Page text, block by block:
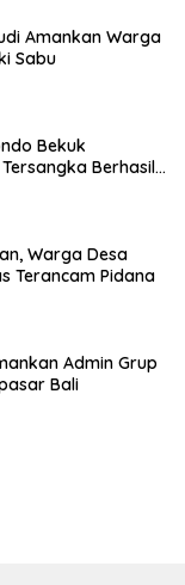
Amankan Warga
Sabu
Bekuk
Berhasil
Warga Desa
Terancam Pidana
Admin Grup
Bali